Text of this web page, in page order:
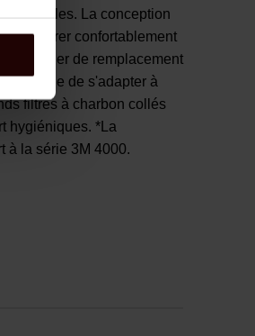
particules. La conception
respirer confortablement
de remplacement
masque de s'adapter à
filtres à charbon collés
hygiéniques. *La
à la série 3M 4000.